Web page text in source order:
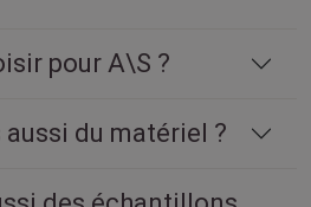
pour A\S ?
du matériel ?